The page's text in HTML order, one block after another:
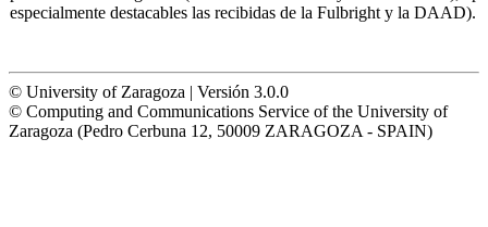
especialmente destacables las recibidas de la Fulbright y la DAAD).
© University of Zaragoza | Versión 3.0.0
© Computing and Communications Service of the University of
Zaragoza (Pedro Cerbuna 12, 50009 ZARAGOZA - SPAIN)